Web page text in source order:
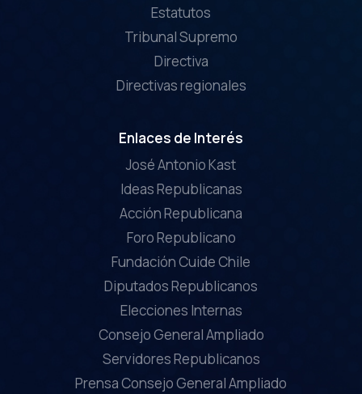
Estatutos
Tribunal Supremo
Directiva
Directivas regionales
Enlaces de Interés
José Antonio Kast
Ideas Republicanas
Acción Republicana
Foro Republicano
Fundación Cuide Chile
Diputados Republicanos
Elecciones Internas
Consejo General Ampliado
Servidores Republicanos
Prensa Consejo General Ampliado